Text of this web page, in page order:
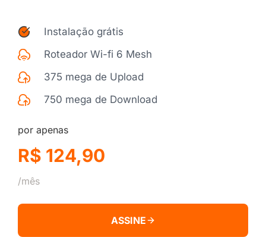
Instalação grátis
Roteador Wi-fi 6 Mesh
375 mega de Upload
750 mega de Download
por apenas
R$ 124,90
/mês
ASSINE